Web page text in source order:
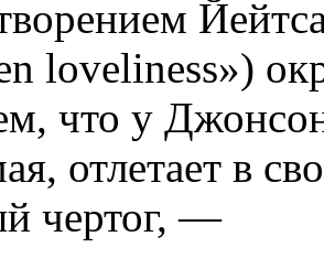
loveliness»)
что у
отлетает в
чертог, —